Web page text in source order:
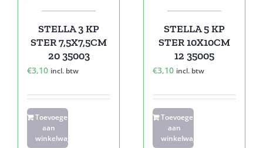
STELLA 3 KP
STER 7,5X7,5CM
20 35003
€3,10 incl. btw
Toevoegen
aan
winkelwagen
STELLA 5 KP
STER 10X10CM
12 35005
€3,10 incl. btw
Toevoegen
aan
winkelwagen